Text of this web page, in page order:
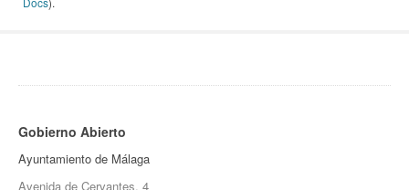
Gobierno Abierto
Ayuntamiento de Málaga
Avenida de Cervantes, 4